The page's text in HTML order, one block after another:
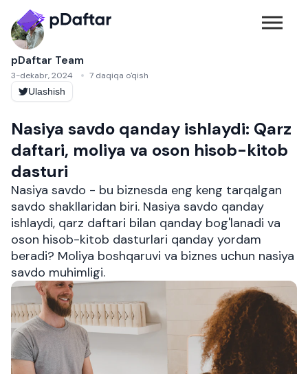
pDaftar Team
3-dekabr, 2024
7 daqiqa o'qish
Ulashish
Nasiya savdo qanday ishlaydi: Qarz
daftari, moliya va oson hisob-kitob
dasturi
Nasiya savdo - bu biznesda eng keng tarqalgan
savdo shakllaridan biri. Nasiya savdo qanday
ishlaydi, qarz daftari bilan qanday bog'lanadi va
oson hisob-kitob dasturlari qanday yordam
beradi? Moliya boshqaruvi va biznes uchun nasiya
savdo muhimligi.